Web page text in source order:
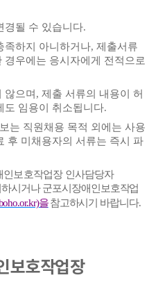
경될 수 있습니다.
족하지 아니하거나, 제출서류
경우에는 응시자에게 전적으로
않으며, 제출 서류의 내용이 허
도 임용이 취소됩니다.
는 직원채용 목적 외에는 사용
후 미채용자의 서류는 즉시 파
인보호작업장 인사담당자
하시거나 군포시장애인보호작업
을 참고하시기 바랍니다.
보호작업장